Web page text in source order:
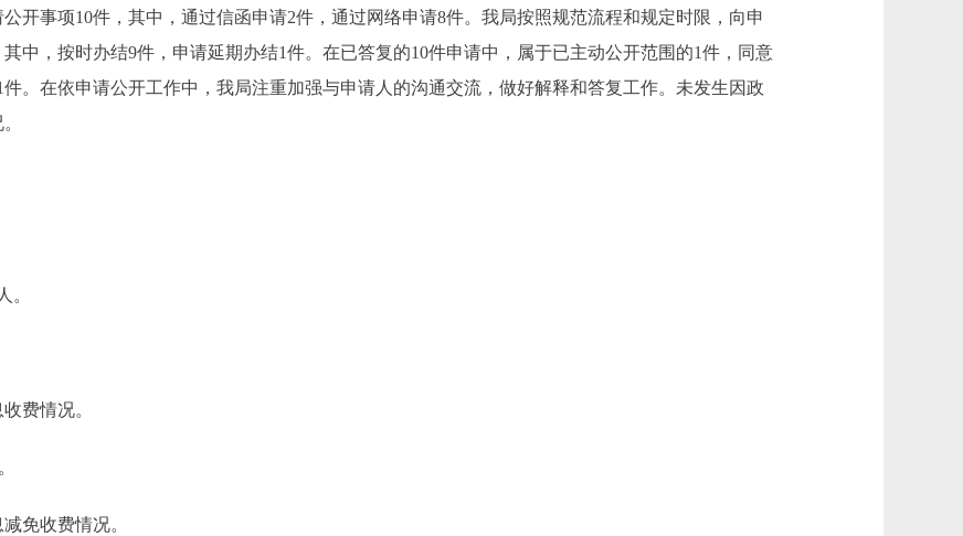
开事项10件，其中，通过信函申请2件，通过网络申请8件。我局按照规范流程和规定时限，向申
中，按时办结9件，申请延期办结1件。在已答复的10件申请中，属于已主动公开范围的1件，同意
。在依申请公开工作中，我局注重加强与申请人的沟通交流，做好解释和答复工作。未发生因政
费情况。
免收费情况。